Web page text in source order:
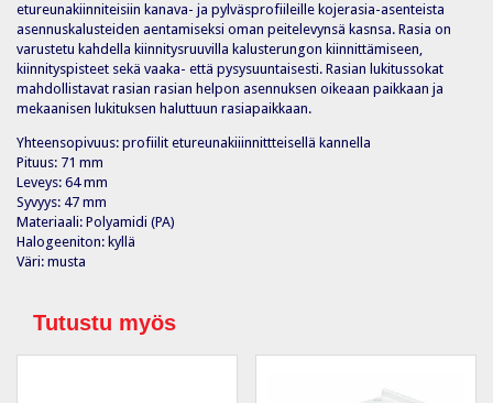
etureunakiinniteisiin kanava- ja pylväsprofiileille kojerasia-asenteista
asennuskalusteiden aentamiseksi oman peitelevynsä kasnsa. Rasia on
varustetu kahdella kiinnitysruuvilla kalusterungon kiinnittämiseen,
kiinnityspisteet sekä vaaka- että pysysuuntaisesti. Rasian lukitussokat
mahdollistavat rasian rasian helpon asennuksen oikeaan paikkaan ja
mekaanisen lukituksen haluttuun rasiapaikkaan.
Yhteensopivuus: profiilit etureunakiiinnittteisellä kannella
Pituus: 71 mm
Leveys: 64 mm
Syvyys: 47 mm
Materiaali: Polyamidi (PA)
Halogeeniton: kyllä
Väri: musta
Tutustu myös